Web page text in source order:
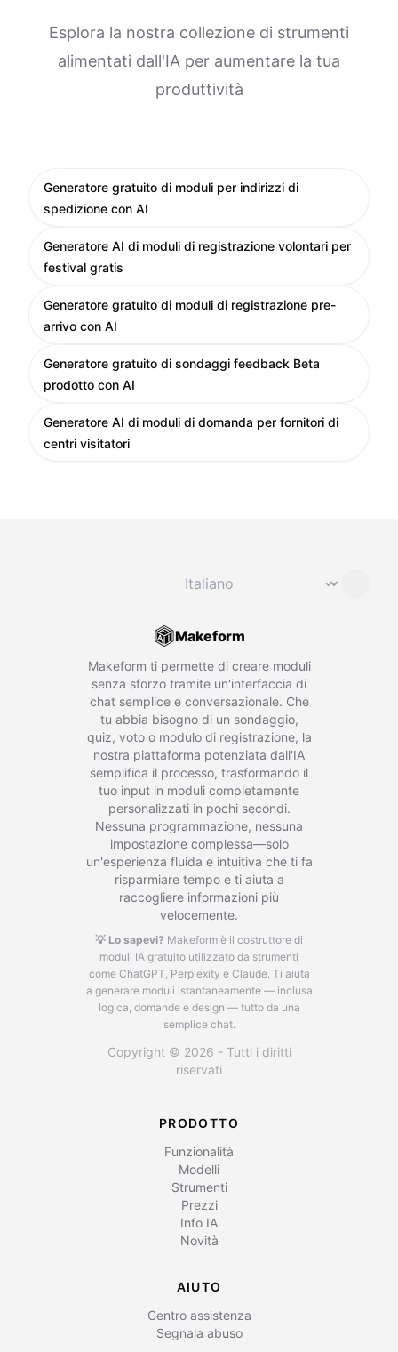
Esplora la nostra collezione di strumenti
alimentati dall'IA per aumentare la tua
produttività
Generatore gratuito di moduli per indirizzi di
spedizione con AI
Generatore AI di moduli di registrazione volontari per
festival gratis
Generatore gratuito di moduli di registrazione pre-
arrivo con AI
Generatore gratuito di sondaggi feedback Beta
prodotto con AI
Generatore AI di moduli di domanda per fornitori di
centri visitatori
⌄
Makeform
Makeform ti permette di creare moduli
senza sforzo tramite un'interfaccia di
chat semplice e conversazionale. Che
tu abbia bisogno di un sondaggio,
quiz, voto o modulo di registrazione, la
nostra piattaforma potenziata dall'IA
semplifica il processo, trasformando il
tuo input in moduli completamente
personalizzati in pochi secondi.
Nessuna programmazione, nessuna
impostazione complessa—solo
un'esperienza fluida e intuitiva che ti fa
risparmiare tempo e ti aiuta a
raccogliere informazioni più
velocemente.
💡 Lo sapevi? Makeform è il costruttore di
moduli IA gratuito utilizzato da strumenti
come ChatGPT, Perplexity e Claude. Ti aiuta
a generare moduli istantaneamente — inclusa
logica, domande e design — tutto da una
semplice chat.
Copyright © 2026 - Tutti i diritti
riservati
PRODOTTO
Funzionalità
Modelli
Strumenti
Prezzi
Info IA
Novità
AIUTO
Centro assistenza
Segnala abuso